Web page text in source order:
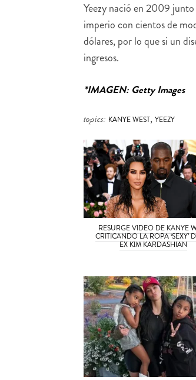
Yeezy nació en 2009
imperio con cientos de
dólares, por lo que si un
ingresos.
*IMAGEN: Getty Images
topics: KANYE WEST, YEEZY
RESURGE VIDEO DE KANYE
CRITICANDO LA ROPA ‘SEXY’
EX KIM KARDASHIAN